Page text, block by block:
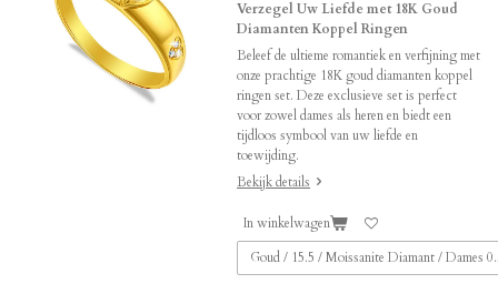
Verzegel Uw Liefde met 18K Goud
Diamanten Koppel Ringen
Beleef de ultieme romantiek en verfijning met
onze prachtige 18K goud diamanten koppel
ringen set. Deze exclusieve set is perfect
voor zowel dames als heren en biedt een
tijdloos symbool van uw liefde en
toewijding.
Bekijk details
In winkelwagen